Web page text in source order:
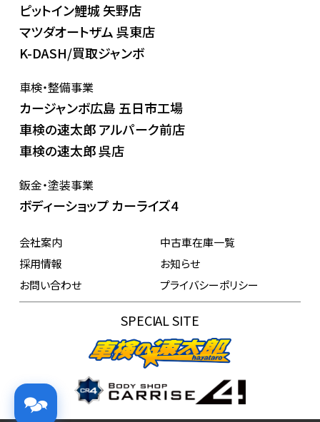
ピットイン鯉城 矢野店
マツダオートザム 呉東店
K-DASH/買取ジャンボ
車検・整備事業
カージャンボ広島 五日市工場
車検の速太郎 アルパーク前店
車検の速太郎 呉店
鈑金・塗装事業
ボディーショップ カーライズ4
会社案内
中古車在庫一覧
採用情報
お知らせ
お問い合わせ
プライバシーポリシー
SPECIAL SITE